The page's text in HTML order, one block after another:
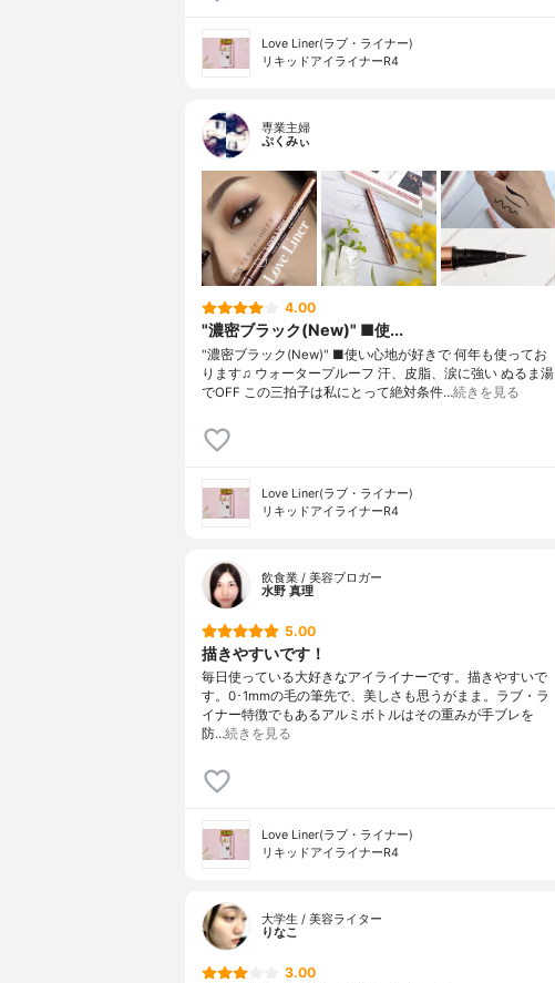
Love Liner(ラブ・ライナー)
リキッドアイライナーR4
専業主婦
ぷくみぃ
4.00
"濃密ブラック(New)" ■使...
"濃密ブラック(New)" ■使い心地が好きで 何年も使ってお
ります♫ ウォータープルーフ 汗、皮脂、涙に強い ぬるま湯
でOFF この三拍子は私にとって絶対条件…続きを見る
Love Liner(ラブ・ライナー)
リキッドアイライナーR4
飲食業 / 美容ブロガー
水野 真理
5.00
描きやすいです！
毎日使っている大好きなアイライナーです。描きやすいで
す。0･1mmの毛の筆先で、美しさも思うがまま。ラブ・ラ
イナー特徴でもあるアルミボトルはその重みが手ブレを
防…続きを見る
Love Liner(ラブ・ライナー)
リキッドアイライナーR4
大学生 / 美容ライター
りなこ
3.00